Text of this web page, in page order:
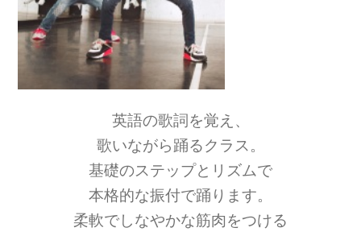
英語の歌詞を覚え、
歌いながら踊るクラス。
基礎のステップとリズムで
本格的な振付で踊ります。
柔軟でしなやかな筋肉をつける